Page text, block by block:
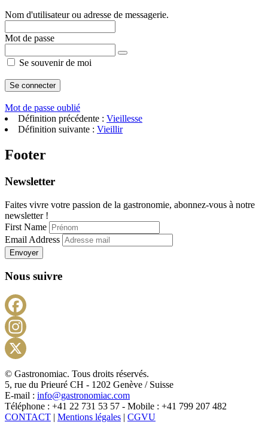
Nom d'utilisateur ou adresse de messagerie.
Mot de passe
Se souvenir de moi
Mot de passe oublié
Définition précédente : Vieillesse
Définition suivante : Vieillir
Footer
Newsletter
Faites vivre votre passion de la gastronomie, abonnez-vous à notre
newsletter !
First Name
Email Address
Envoyer
Nous suivre
X
© Gastronomiac. Tous droits réservés.
5, rue du Prieuré CH - 1202 Genève / Suisse
E-mail : info@gastronomiac.com
Téléphone : +41 22 731 53 57 - Mobile : +41 799 207 482
CONTACT | Mentions légales | CGVU